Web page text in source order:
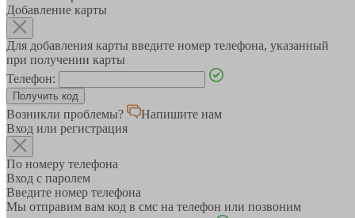
Добавление карты
Для добавления карты введите номер телефона, указанный
при получении карты
Телефон:
Возникли проблемы?
Напишите нам
Вход или регистрация
По номеру телефона
Вход с паролем
Введите номер телефона
Мы отправим вам код в смс на телефон или позвоним